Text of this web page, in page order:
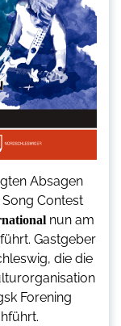
Absagen
Contest
nun am
Gastgeber
die die
Forening